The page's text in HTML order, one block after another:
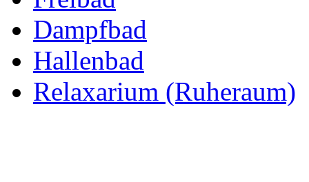
Dampfbad
Hallenbad
Relaxarium (Ruheraum)